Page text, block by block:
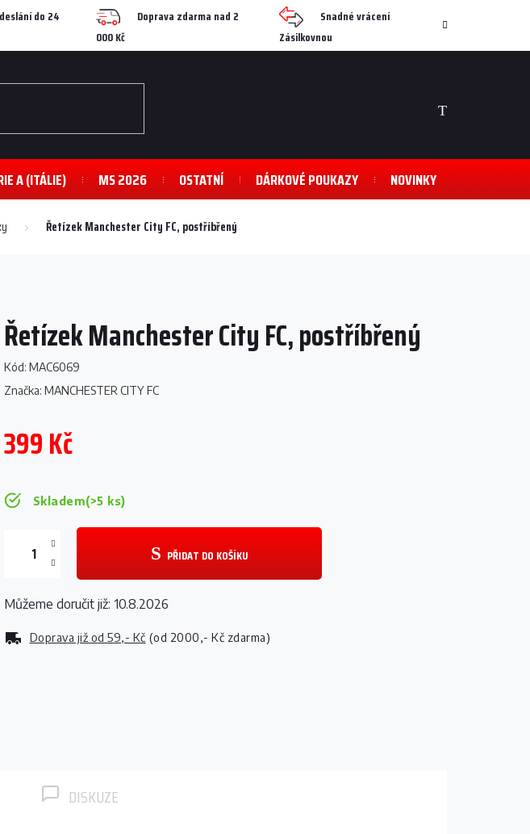
do 24
Doprava zdarma nad 2
000 Kč
Snadné vrácení
Zásilkovnou
NÁKUPNÍ
A (ITÁLIE) MS 2026 OSTATNÍ DÁRKOVÉ POUKAZY NOVINKY
Řetízek Manchester City FC, postříbřený
Řetízek Manchester City FC, postříbřený
Kód: MAC6069
Značka: MANCHESTER CITY FC
399 Kč
Skladem(>5 ks)
Doprava již od 59,- Kč (od 2000,- Kč zdarma)
PŘIDAT DO KOŠÍKU
Můžeme doručit již: 10.8.2026
DISKUZE